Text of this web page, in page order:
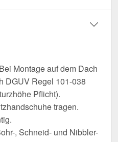
Montage auf dem Dach
DGUV Regel 101-038
Pflicht).
tragen.
, Schneid- und Nibbler-